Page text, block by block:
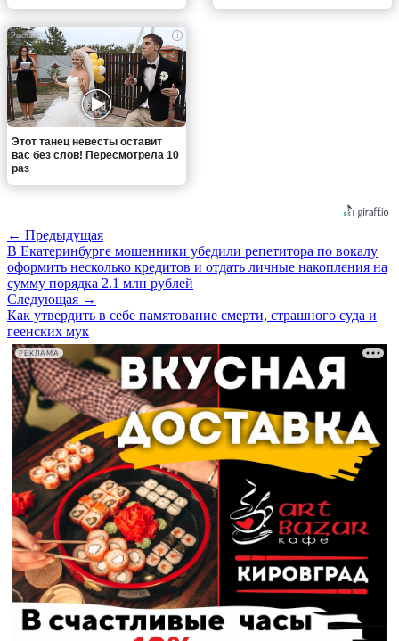
i
Этот танец невесты оставит
вас без слов! Пересмотрела 10
раз
← Предыдущая
В Екатеринбурге мошенники убедили репетитора по вокалу
оформить несколько кредитов и отдать личные накопления на
сумму порядка 2.1 млн рублей
Следующая →
Как утвердить в себе памятование смерти, страшного суда и
геенских мук
РЕКЛАМА